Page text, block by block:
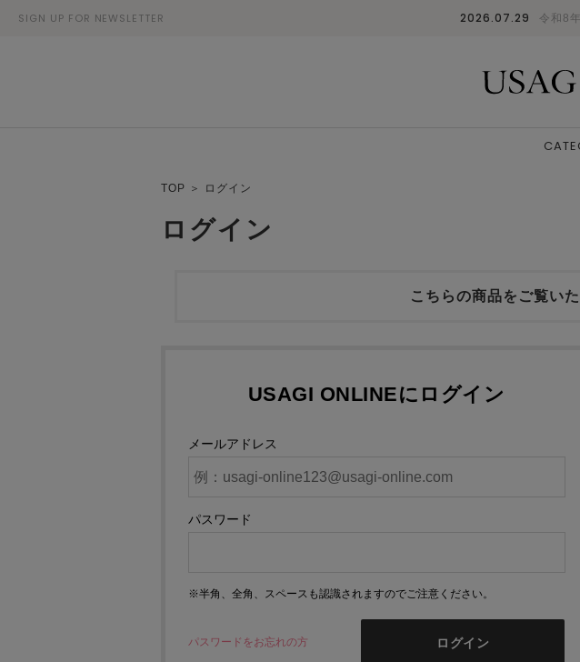
SIGN UP FOR NEWSLETTER 2026.07.29 令和8
TOP ＞ ログイン
ログイン
こちらの商品をご覧い
USAGI ONLINEにログイン
メールアドレス
パスワード
※半角、全角、スペースも認識されますのでご注意ください。
パスワードをお忘れの方 ログイン